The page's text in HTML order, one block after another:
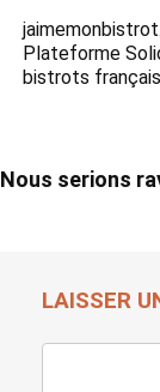
Plateforme
bistrots français
Nous serions
LAISSER